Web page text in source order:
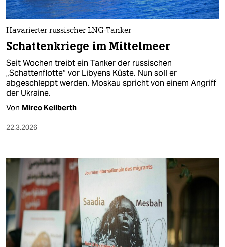
Havarierter russischer LNG-Tanker
Schattenkriege im Mittelmeer
Seit Wochen treibt ein Tanker der russischen
„Schattenflotte“ vor Libyens Küste. Nun soll er
abgeschleppt werden. Moskau spricht von einem Angriff
der Ukraine.
Von Mirco Keilberth
22.3.2026